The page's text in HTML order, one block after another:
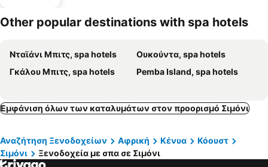
Other popular destinations with spa hotels
Νταϊάνι Μπιτς, spa hotels
Ουκούντα, spa hotels
Γκάλου Μπιτς, spa hotels
Pemba Island, spa hotels
Εμφάνιση όλων των καταλυμάτων στον προορισμό Σιμόνι
Αναζήτηση Ξενοδοχείων Αφρική Κένυα
Κόουστ
Σιμόνι
Ξενοδοχεία με σπα σε Σιμόνι